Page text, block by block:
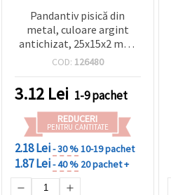
Pandantiv pisică din
metal, culoare argint
antichizat, 25x15x2 mm,
orificiu 2 mm – set 10
COD: 126480
3.12 Lei 1-9 pachet
REDUCERI
PENTRU CANTITATE
2.18 Lei- 30 %10-19 pachet
1.87 Lei- 40 % 20 pachet +